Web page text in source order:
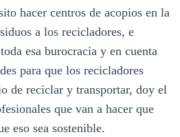
hacer centros de acopios en la
a los recicladores, e
esa burocracia y en cuenta
para que los recicladores
de reciclar y transportar, doy el
que van a hacer que
eso sea sostenible.